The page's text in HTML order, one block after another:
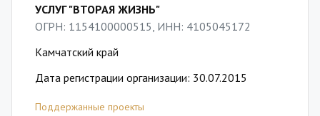
УСЛУГ "ВТОРАЯ ЖИЗНЬ"
ОГРН: 1154100000515, ИНН: 4105045172
Камчатский край
Дата регистрации организации: 30.07.2015
Поддержанные проекты